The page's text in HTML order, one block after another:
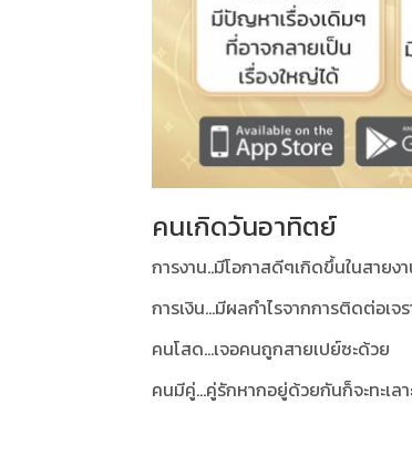
คนเกิดวันอาทิตย์
การงาน..มีโอกาสดีๆเกิดขึ้นในสายง
การเงิน...มีผลกำไรจากการติดต่อเจ
คนโสด...เจอคนถูกสายเปย์ซะด้วย
คนมีคู่...คู่รักหากอยู่ด้วยกันก็จะทะเ